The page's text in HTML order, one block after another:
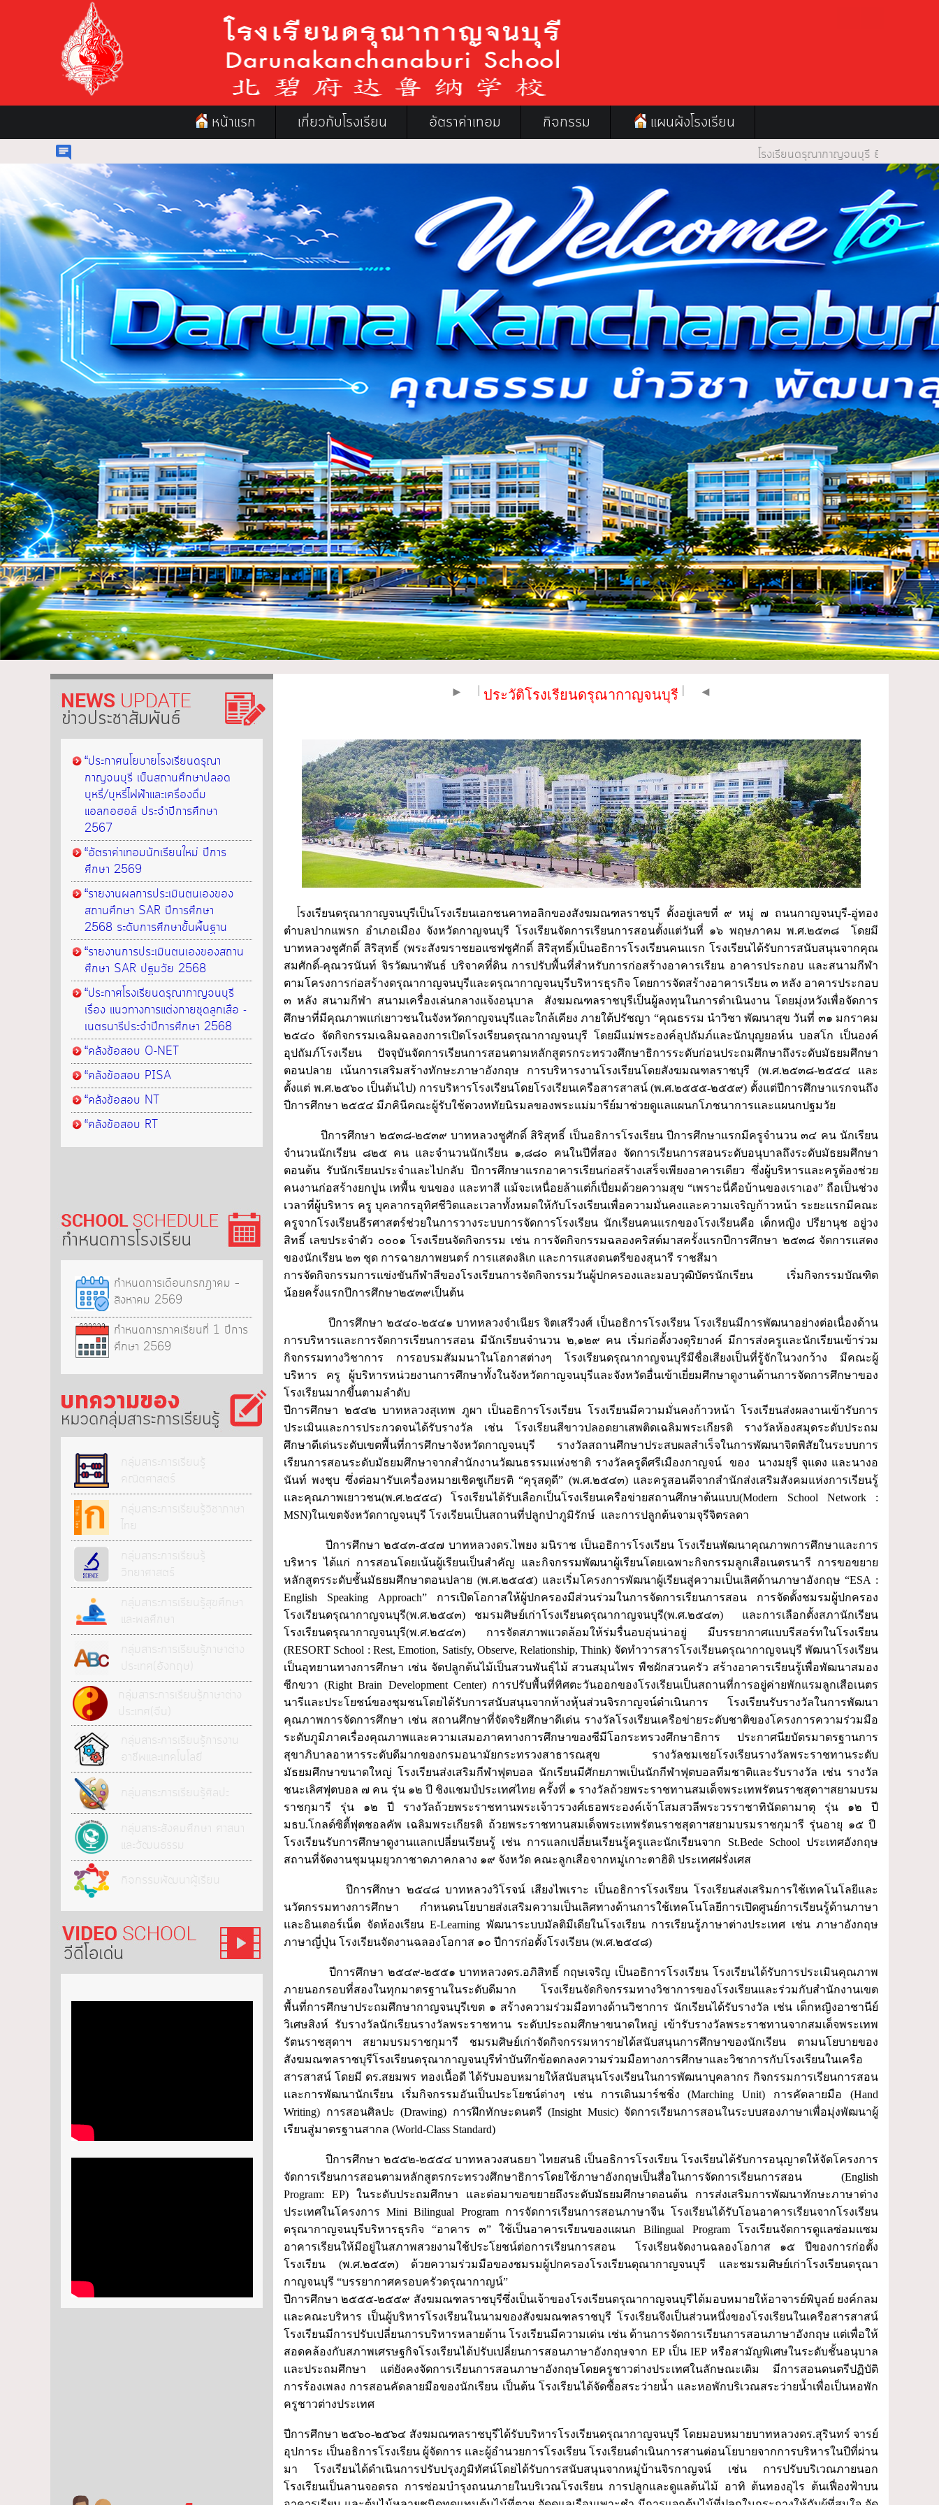
หน้าแรก เกี่ยวกับโรงเรียน อัตราค่าเทอม กิจกรรม แผนผังโรงเรียน
โรงเรียนดรุณากาญจนบุรี ยินดีต้อนรับ
ข่าวประชาสัมพันธ์
“ประกาศนโยบายโรงเรียนดรุณา
กาญจนบุรี เป็นสถานศึกษาปลอด
บุหรี่/บุหรี่ไฟฟ้าและเครื่องดื่ม
แอลกอฮอล์ ประจำปีการศึกษา
2567
“อัตราค่าเทอมนักเรียนใหม่ ปีการ
ศึกษา 2569
“รายงานผลการประเมินตนเองของ
สถานศึกษา SAR ปีการศึกษา
2568 ระดับการศึกษาขั้นพื้นฐาน
“รายงานการประเมินตนเองของสถาน
ศึกษา SAR ปฐมวัย 2568
“ประกาศโรงเรียนดรุณากาญจนบุรี
เรื่อง แนวทางการแต่งกายชุดลูกเสือ -
เนตรนารีประจำปีการศึกษา 2568
“คลังข้อสอบ O-NET
“คลังข้อสอบ PISA
“คลังข้อสอบ NT
“คลังข้อสอบ RT
กำหนดการโรงเรียน
กำหนดการเดือนกรกฎาคม –
สิงหาคม 2569
กำหนดการภาคเรียนที่ 1 ปีการ
ศึกษา 2569
กลุ่มสาระการเรียนรู้
กลุ่มสาระการเรียนรู้
คณิตศาสตร์
กลุ่มสาระการเรียนรู้วิชาภาษา
ไทย
กลุ่มสาระการเรียนรู้
วิทยาศาสตร์
กลุ่มสาระการเรียนรู้สุขศึกษา
และพลศึกษา
กลุ่มสาระการเรียนรู้ภาษาต่าง
ประเทศ(อังกฤษ)
กลุ่มสาระการเรียนรู้ภาษาต่าง
ประเทศ(จีน)
กลุ่มสาระการเรียนรู้การงาน
อาชีพและเทคโนโลยี
กลุ่มสาระการเรียนรู้ศิลปะ
กลุ่มสาระสังคมศึกษา ศาสนา
และวัฒนธรรม
กิจกรรมพัฒนาผู้เรียน
วีดีโอ เด่น
► | | | ประวัติโรงเรียนดรุณากาญจนบุรี ◄
โรงเรียนดรุณากาญจนบุรีเป็นโรงเรียนเอกชนคาทอลิกของสังฆมณฑลราชบุรี ตั้งอยู่เลขที่ ๙ หมู่ ๗ ถนนกาญจนบุรี-อู่ทอง
ตำบลปากแพรก อำเภอเมือง จังหวัดกาญจนบุรี โรงเรียนจัดการเรียนการสอนตั้งแต่วันที่ ๑๖ พฤษภาคม พ.ศ.๒๕๓๘ โดยมี
บาทหลวงชูศักดิ์ สิริสุทธิ์ (พระสังฆราชยอแซฟชูศักดิ์ สิริสุทธิ์)เป็นอธิการโรงเรียนคนแรก โรงเรียนได้รับการสนับสนุนจากคุณ
สมศักดิ์-คุณวรนันท์ จิรวัฒนาพันธ์ บริจาคที่ดิน การปรับพื้นที่สำหรับการก่อสร้างอาคารเรียน อาคารประกอบ และสนามกีฬา
ตามโครงการก่อสร้างดรุณากาญจนบุรีและดรุณากาญจนบุรีบริหารธุรกิจ โดยการจัดสร้างอาคารเรียน ๓ หลัง อาคารประกอบ
๓ หลัง สนามกีฬา สนามเครื่องเล่นกลางแจ้งอนุบาล สังฆมณฑลราชบุรีเป็นผู้ลงทุนในการดำเนินงาน โดยมุ่งหวังเพื่อจัดการ
ศึกษาที่มีคุณภาพแก่เยาวชนในจังหวัดกาญจนบุรีและใกล้เคียง ภายใต้ปรัชญา “คุณธรรม นำวิชา พัฒนาสุข วันที่ ๓๑ มกราคม
๒๕๔๐ จัดกิจกรรมเฉลิมฉลองการเปิดโรงเรียนดรุณากาญจนบุรี โดยมีแม่พระองค์อุปถัมภ์และนักบุญยอห์น บอสโก เป็นองค์
อุปถัมภ์โรงเรียน ปัจจุบันจัดการเรียนการสอนตามหลักสูตรกระทรวงศึกษาธิการระดับก่อนประถมศึกษาถึงระดับมัธยมศึกษา
ตอนปลาย เน้นการเสริมสร้างทักษะภาษาอังกฤษ การบริหารงานโรงเรียนโดยสังฆมณฑลราชบุรี (พ.ศ.๒๕๓๘-๒๕๕๔ และ
ตั้งแต่ พ.ศ.๒๕๖๐ เป็นต้นไป) การบริหารโรงเรียนโดยโรงเรียนเครือสารสาสน์ (พ.ศ.๒๕๕๕-๒๕๕๙) ตั้งแต่ปีการศึกษาแรกจนถึง
ปีการศึกษา ๒๕๕๔ มีภคินีคณะผู้รับใช้ดวงหทัยนิรมลของพระแม่มารีย์มาช่วยดูแลแผนกโภชนาการและแผนกปฐมวัย
ปีการศึกษา ๒๕๓๘-๒๕๓๙ บาทหลวงชูศักดิ์ สิริสุทธิ์ เป็นอธิการโรงเรียน ปีการศึกษาแรกมีครูจำนวน ๓๔ คน นักเรียน
จำนวนนักเรียน ๘๒๕ คน และจำนวนนักเรียน ๑,๘๘๐ คนในปีที่สอง จัดการเรียนการสอนระดับอนุบาลถึงระดับมัธยมศึกษา
ตอนต้น รับนักเรียนประจำและไปกลับ ปีการศึกษาแรกอาคารเรียนก่อสร้างเสร็จเพียงอาคารเดียว ซึ่งผู้บริหารและครูต้องช่วย
คนงานก่อสร้างยกปูน เทพื้น ขนของ และทาสี แม้จะเหนื่อยล้าแต่ก็เปี่ยมด้วยความสุข “เพราะนี่คือบ้านของเราเอง” ถือเป็นช่วง
เวลาที่ผู้บริหาร ครู บุคลากรอุทิศชีวิตและเวลาทั้งหมดให้กับโรงเรียนเพื่อความมั่นคงและความเจริญก้าวหน้า ระยะแรกมีคณะ
ครูจากโรงเรียนธีรศาสตร์ช่วยในการวางระบบการจัดการโรงเรียน นักเรียนคนแรกของโรงเรียนคือ เด็กหญิง ปรียานุช อยู่วง
สิทธิ์ เลขประจำตัว ๐๐๐๑ โรงเรียนจัดกิจกรรม เช่น การจัดกิจกรรมฉลองคริสต์มาสครั้งแรกปีการศึกษา ๒๕๓๘ จัดการแสดง
ของนักเรียน ๒๓ ชุด การฉายภาพยนตร์ การแสดงลิเก และการแสงดนตรีของสุนารี ราชสีมา
การจัดกิจกรรมการแข่งขันกีฬาสีของโรงเรียนการจัดกิจกรรมวันผู้ปกครองและมอบวุฒิบัตรนักเรียน เริ่มกิจกรรมบัณฑิต
น้อยครั้งแรกปีการศึกษา๒๕๓๙เป็นต้น
ปีการศึกษา ๒๕๔๐-๒๕๔๑ บาทหลวงจำเนียร จิตเสรีวงศ์ เป็นอธิการโรงเรียน โรงเรียนมีการพัฒนาอย่างต่อเนื่องด้าน
การบริหารและการจัดการเรียนการสอน มีนักเรียนจำนวน ๒,๑๒๙ คน เริ่มก่อตั้งวงดุริยางค์ มีการส่งครูและนักเรียนเข้าร่วม
กิจกรรมทางวิชาการ การอบรมสัมมนาในโอกาสต่างๆ โรงเรียนดรุณากาญจนบุรีมีชื่อเสียงเป็นที่รู้จักในวงกว้าง มีคณะผู้
บริหาร ครู ผู้บริหารหน่วยงานการศึกษาทั้งในจังหวัดกาญจนบุรีและจังหวัดอื่นเข้าเยี่ยมศึกษาดูงานด้านการจัดการศึกษาของ
โรงเรียนมากขึ้นตามลำดับ
ปีการศึกษา ๒๕๔๒ บาทหลวงสุเทพ ภูผา เป็นอธิการโรงเรียน โรงเรียนมีความมั่นคงก้าวหน้า โรงเรียนส่งผลงานเข้ารับการ
ประเมินและการประกวดจนได้รับรางวัล เช่น โรงเรียนสีขาวปลอดยาเสพติดเฉลิมพระเกียรติ รางวัลห้องสมุดระดับประถม
ศึกษาดีเด่นระดับเขตพื้นที่การศึกษาจังหวัดกาญจนบุรี รางวัลสถานศึกษาประสบผลสำเร็จในการพัฒนาจิตพิสัยในระบบการ
เรียนการสอนระดับมัธยมศึกษาจากสำนักงานวัฒนธรรมแห่งชาติ รางวัลครูดีศรีเมืองกาญจน์ ของ นางมยุรี จุแดง และนางอ
นันท์ พงชุบ ซึ่งต่อมารับเครื่องหมายเชิดชูเกียรติ “คุรุสดุดี” (พ.ศ.๒๕๔๓) และครูสอนดีจากสำนักส่งเสริมสังคมแห่งการเรียนรู้
และคุณภาพเยาวชน(พ.ศ.๒๕๕๔) โรงเรียนได้รับเลือกเป็นโรงเรียนเครือข่ายสถานศึกษาต้นแบบ(Modern School Network :
MSN)ในเขตจังหวัดกาญจนบุรี โรงเรียนเป็นสถานที่ปลูกป่าภูมิรักษ์ และการปลูกต้นจามจุรีจิตรลดา
ปีการศึกษา ๒๕๔๓-๕๔๗ บาทหลวงดร.ไพยง มนิราช เป็นอธิการโรงเรียน โรงเรียนพัฒนาคุณภาพการศึกษาและการ
บริหาร ได้แก่ การสอนโดยเน้นผู้เรียนเป็นสำคัญ และกิจกรรมพัฒนาผู้เรียนโดยเฉพาะกิจกรรมลูกเสือเนตรนารี การขอขยาย
หลักสูตรระดับชั้นมัธยมศึกษาตอนปลาย (พ.ศ.๒๕๔๕) และเริ่มโครงการพัฒนาผู้เรียนสู่ความเป็นเลิศด้านภาษาอังกฤษ “ESA :
English Speaking Approach” การเปิดโอกาสให้ผู้ปกครองมีส่วนร่วมในการจัดการเรียนการสอน การจัดตั้งชมรมผู้ปกครอง
โรงเรียนดรุณากาญจนบุรี(พ.ศ.๒๕๔๓) ชมรมศิษย์เก่าโรงเรียนดรุณากาญจนบุรี(พ.ศ.๒๕๔๓) และการเลือกตั้งสภานักเรียน
โรงเรียนดรุณากาญจนบุรี(พ.ศ.๒๕๔๓) การจัดสภาพแวดล้อมให้ร่มรื่นอบอุ่นน่าอยู่ มีบรรยากาศแบบรีสอร์ทในโรงเรียน
(RESORT School : Rest, Emotion, Satisfy, Observe, Relationship, Think) จัดทำวารสารโรงเรียนดรุณากาญจนบุรี พัฒนาโรงเรียน
เป็นอุทยานทางการศึกษา เช่น จัดปลูกต้นไม้เป็นสวนพันธุ์ไม้ สวนสมุนไพร พืชผักสวนครัว สร้างอาคารเรียนรู้เพื่อพัฒนาสมอง
ซีกขวา (Right Brain Development Center) การปรับพื้นที่ทิศตะวันออกของโรงเรียนเป็นสถานที่การอยู่ค่ายพักแรมลูกเสือเนตร
นารีและประโยชน์ของชุมชนโดยได้รับการสนับสนุนจากห้างหุ้นส่วนจิรกาญจน์ดำเนินการ โรงเรียนรับรางวัลในการพัฒนา
คุณภาพการจัดการศึกษา เช่น สถานศึกษาที่จัดจริยศึกษาดีเด่น รางวัลโรงเรียนเครือข่ายระดับชาติของโครงการความร่วมมือ
ระดับภูมิภาคเรื่องคุณภาพและความเสมอภาคทางการศึกษาของซีมีโอกระทรวงศึกษาธิการ ประกาศนียบัตรมาตรฐานการ
สุขาภิบาลอาหารระดับดีมากของกรมอนามัยกระทรวงสาธารณสุข รางวัลชมเชยโรงเรียนรางวัลพระราชทานระดับ
มัธยมศึกษาขนาดใหญ่ โรงเรียนส่งเสริมกีฬาฟุตบอล นักเรียนมีศักยภาพเป็นนักกีฬาฟุตบอลทีมชาติและรับรางวัล เช่น รางวัล
ชนะเลิศฟุตบอล ๗ คน รุ่น ๑๒ ปี ชิงแชมป์ประเทศไทย ครั้งที่ ๑ รางวัลถ้วยพระราชทานสมเด็จพระเทพรัตนราชสุดาฯสยามบรม
ราชกุมารี รุ่น ๑๒ ปี รางวัลถ้วยพระราชทานพระเจ้าวรวงศ์เธอพระองค์เจ้าโสมสวลีพระวรราชาทินัดดามาตุ รุ่น ๑๒ ปี
มธบ.โกลด์ซิตี้ฟุตชอลคัพ เฉลิมพระเกียรติ ถ้วยพระราชทานสมเด็จพระเทพรัตนราชสุดาฯสยามบรมราชกุมารี รุ่นอายุ ๑๕ ปี
โรงเรียนรับการศึกษาดูงานแลกเปลี่ยนเรียนรู้ เช่น การแลกเปลี่ยนเรียนรู้ครูและนักเรียนจาก St.Bede School ประเทศอังกฤษ
สถานที่จัดงานชุมนุมยุวกาชาดภาคกลาง ๑๙ จังหวัด คณะลูกเสือจากหมู่เกาะตาฮิติ ประเทศฝรั่งเศส
ปีการศึกษา ๒๕๔๘ บาทหลวงวิโรจน์ เสียงไพเราะ เป็นอธิการโรงเรียน โรงเรียนส่งเสริมการใช้เทคโนโลยีและ
นวัตกรรมทางการศึกษา กำหนดนโยบายส่งเสริมความเป็นเลิศทางด้านการใช้เทคโนโลยีการเปิดศูนย์การเรียนรู้ด้านภาษา
และอินเตอร์เน็ต จัดห้องเรียน E-Learning พัฒนาระบบมัลติมีเดียในโรงเรียน การเรียนรู้ภาษาต่างประเทศ เช่น ภาษาอังกฤษ
ภาษาญี่ปุ่น โรงเรียนจัดงานฉลองโอกาส ๑๐ ปีการก่อตั้งโรงเรียน (พ.ศ.๒๕๔๘)
ปีการศึกษา ๒๕๔๙-๒๕๕๑ บาทหลวงดร.อภิสิทธิ์ กฤษเจริญ เป็นอธิการโรงเรียน โรงเรียนได้รับการประเมินคุณภาพ
ภายนอกรอบที่สองในทุกมาตรฐานในระดับดีมาก โรงเรียนจัดกิจกรรมทางวิชาการของโรงเรียนและร่วมกับสำนักงานเขต
พื้นที่การศึกษาประถมศึกษากาญจนบุรีเขต ๑ สร้างความร่วมมือทางด้านวิชาการ นักเรียนได้รับรางวัล เช่น เด็กหญิงอาชานีย์
วิเศษสิงห์ รับรางวัลนักเรียนรางวัลพระราชทาน ระดับประถมศึกษาขนาดใหญ่ เข้ารับรางวัลพระราชทานจากสมเด็จพระเทพ
รัตนราชสุดาฯ สยามบรมราชกุมารี ชมรมศิษย์เก่าจัดกิจกรรมหารายได้สนับสนุนการศึกษาของนักเรียน ตามนโยบายของ
สังฆมณฑลราชบุรีโรงเรียนดรุณากาญจนบุรีทำบันทึกข้อตกลงความร่วมมือทางการศึกษาและวิชาการกับโรงเรียนในเครือ
สารสาสน์ โดยมี ดร.สยมพร ทองเนื้อดี ได้รับมอบหมายให้สนับสนุนโรงเรียนในการพัฒนาบุคลากร กิจกรรมการเรียนการสอน
และการพัฒนานักเรียน เริ่มกิจกรรมอันเป็นประโยชน์ต่างๆ เช่น การเดินมาร์ชชิ่ง (Marching Unit) การคัดลายมือ (Hand
Writing) การสอนศิลปะ (Drawing) การฝึกทักษะดนตรี (Insight Music) จัดการเรียนการสอนในระบบสองภาษาเพื่อมุ่งพัฒนาผู้
เรียนสู่มาตรฐานสากล (World-Class Standard)
ปีการศึกษา ๒๕๕๒-๒๕๕๔ บาทหลวงสนธยา ไทยสนธิ เป็นอธิการโรงเรียน โรงเรียนได้รับการอนุญาตให้จัดโครงการ
จัดการเรียนการสอนตามหลักสูตรกระทรวงศึกษาธิการโดยใช้ภาษาอังกฤษเป็นสื่อในการจัดการเรียนการสอน (English
Program: EP) ในระดับประถมศึกษา และต่อมาขอขยายถึงระดับมัธยมศึกษาตอนต้น การส่งเสริมการพัฒนาทักษะภาษาต่าง
ประเทศในโครงการ Mini Bilingual Program การจัดการเรียนการสอนภาษาจีน โรงเรียนได้รับโอนอาคารเรียนจากโรงเรียน
ดรุณากาญจนบุรีบริหารธุรกิจ “อาคาร ๓” ใช้เป็นอาคารเรียนของแผนก Bilingual Program โรงเรียนจัดการดูแลซ่อมแซม
อาคารเรียนให้มีอยู่ในสภาพสวยงามใช้ประโยชน์ต่อการเรียนการสอน โรงเรียนจัดงานฉลองโอกาส ๑๕ ปีของการก่อตั้ง
โรงเรียน (พ.ศ.๒๕๕๓) ด้วยความร่วมมือของชมรมผู้ปกครองโรงเรียนดุณากาญจนบุรี และชมรมศิษย์เก่าโรงเรียนดรุณา
กาญจนบุรี “บรรยากาศครอบครัวดรุณากาญน์”
ปีการศึกษา ๒๕๕๕-๒๕๕๙ สังฆมณฑลราชบุรีซึ่งเป็นเจ้าของโรงเรียนดรุณากาญจนบุรีได้มอบหมายให้อาจารย์พิบูลย์ ยงค์กลม
และคณะบริหาร เป็นผู้บริหารโรงเรียนในนามของสังฆมณฑลราชบุรี โรงเรียนจึงเป็นส่วนหนึ่งของโรงเรียนในเครือสารสาสน์
โรงเรียนมีการปรับเปลี่ยนการบริหารหลายด้าน โรงเรียนมีความเด่น เช่น ด้านการจัดการเรียนการสอนภาษาอังกฤษ แต่เพื่อให้
สอดคล้องกับสภาพเศรษฐกิจโรงเรียนได้ปรับเปลี่ยนการสอนภาษาอังกฤษจาก EP เป็น IEP หรือสามัญพิเศษในระดับชั้นอนุบาล
และประถมศึกษา แต่ยังคงจัดการเรียนการสอนภาษาอังกฤษโดยครูชาวต่างประเทศในลักษณะเดิม มีการสอนดนตรีปฏิบัติ
การร้องเพลง การสอนคัดลายมือของนักเรียน เป็นต้น โรงเรียนได้จัดซื้อสระว่ายน้ำ และหอพักบริเวณสระว่ายน้ำเพื่อเป็นหอพัก
ครูชาวต่างประเทศ
ปีการศึกษา ๒๕๖๐-๒๕๖๔ สังฆมณฑลราชบุรีได้รับบริหารโรงเรียนดรุณากาญจนบุรี โดยมอบหมายบาทหลวงดร.สุรินทร์ จารย์
อุปการะ เป็นอธิการโรงเรียน ผู้จัดการ และผู้อำนวยการโรงเรียน โรงเรียนดำเนินการสานต่อนโยบายจากการบริหารในปีที่ผ่าน
มา โรงเรียนได้ดำเนินการปรับปรุงภูมิทัศน์โดยได้รับการสนับสนุนจากหมู่บ้านจิรกาญจน์ เช่น การปรับบริเวณภายนอก
โรงเรียนเป็นลานจอดรถ การซ่อมบำรุงถนนภายในบริเวณโรงเรียน การปลูกและดูแลต้นไม้ อาทิ ต้นทองอุไร ต้นเฟื่องฟ้าบน